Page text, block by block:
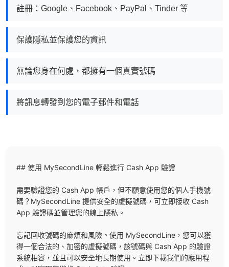
註冊：Google、Facebook、PayPal、Tinder 等
保護隱私並保護您的資訊
無論您身在何處，都擁有一個真實號碼
將訊息轉發到您的電子郵件和電話
## 使用 MySecondLine 輕鬆進行 Cash App 驗證
需要驗證您的 Cash App 帳戶，但不願意使用您的個人手機號
碼？MySecondLine 提供安全的虛擬號碼，可立即接收 Cash
App 驗證碼並管理您的線上隱私。
忘記回收號碼的麻煩和風險。使用 MySecondLine，您可以獲
得一個合法的、加密的虛擬號碼，該號碼與 Cash App 的驗證
系統相容，並且可以安全地長期使用。立即下載我們的應用程